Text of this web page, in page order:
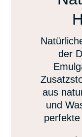
der
aus
und